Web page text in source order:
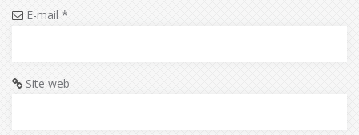
E-mail *
Site web